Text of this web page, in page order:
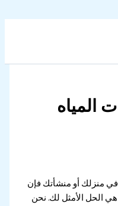
في منزلك أو منشأتك فإن
الحل الأمثل لك. نحن